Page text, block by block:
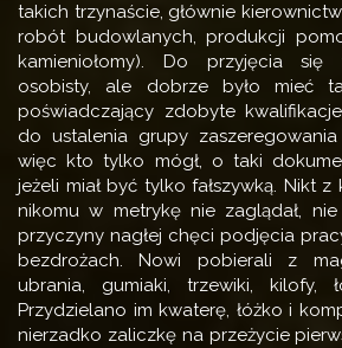
takich trzynaście, głównie
robót budowlanych, produkcji
kamieniołomy). Do przyjęcia się
osobisty, ale dobrze było mieć
poświadczający zdobyte
do ustalenia grupy
więc kto tylko mógł, o taki
jeżeli miał być tylko fałszywką. Nikt z
nikomu w metrykę nie zaglądał,
przyczyny nagłej chęci podjęcia
bezdrożach. Nowi pobierali z
ubrania, gumiaki, trzewiki, kilofy,
Przydzielano im kwaterę, łóżko i
nierzadko zaliczkę na przeżycie